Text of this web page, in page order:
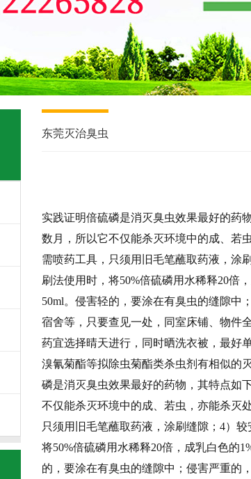
东莞灭治臭虫
实践证明倍硫磷是消灭臭虫效果最好的药
数月，所以它不仅能杀灭环境中的成、若
需喷药工具，只须用旧毛笔蘸取药液，涂
刷法使用时，将50%倍硫磷用水稀释20倍
50ml。侵害轻的，要涂在有臭虫的缝隙中
宿舍等，只要查见一处，同室床铺、物件
药宜选择晴天进行，同时晒洗衣被，最好
溴氰菊酯等拟除虫菊酯类杀虫剂有相似的
磷是消灭臭虫效果最好的药物，其特点如下
不仅能杀灭环境中的成、若虫，亦能杀灭
只须用旧毛笔蘸取药液，涂刷缝隙； 4）较
将50%倍硫磷用水稀释20倍，成乳白色的
的，要涂在有臭虫的缝隙中；侵害严重的